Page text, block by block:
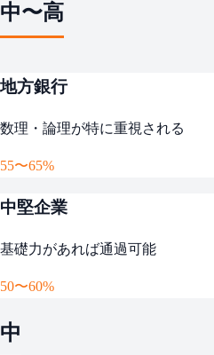
中〜高
地方銀行
数理・論理が特に重視される
55〜65%
中堅企業
基礎力があれば通過可能
50〜60%
中